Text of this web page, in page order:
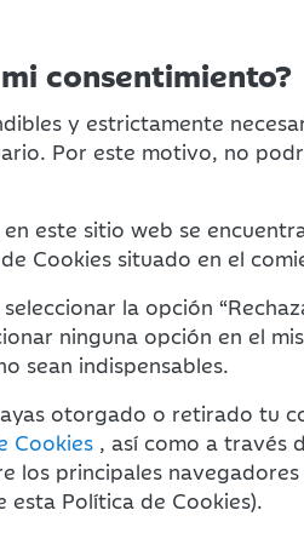
consentimiento?
y estrictamente
Por este motivo, no
este sitio web se
Cookies situado en el
la opción
ninguna opción en el
sean indispensables.
otorgado o retirado tu
Cookies , así como a través
principales
Política de Cookies).